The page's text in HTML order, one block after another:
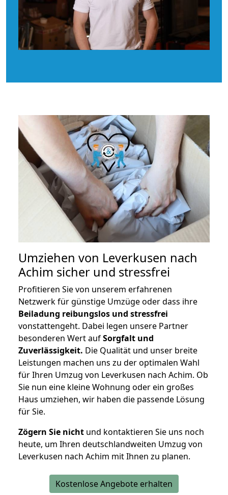
Umziehen von Leverkusen nach
Achim sicher und stressfrei
Profitieren Sie von unserem erfahrenen
Netzwerk für günstige Umzüge oder dass ihre
Beiladung reibungslos und stressfrei
vonstattengeht. Dabei legen unsere Partner
besonderen Wert aufSorgfalt und
Zuverlässigkeit. Die Qualität und unser breite
Leistungen machen uns zu der optimalen Wahl
für Ihren Umzug von Leverkusen nach Achim. Ob
Sie nun eine kleine Wohnung oder ein großes
Haus umziehen, wir haben die passende Lösung
für Sie.
Zögern Sie nicht und kontaktieren Sie uns noch
heute, um Ihren deutschlandweiten Umzug von
Leverkusen nach Achim mit Ihnen zu planen.
Kostenlose Angebote erhalten